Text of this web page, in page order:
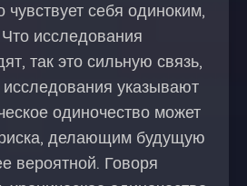
чувствует себя одиноким,
исследования
так это сильную связь,
указывают
одиночество может
делающим будущую
вероятной. Говоря